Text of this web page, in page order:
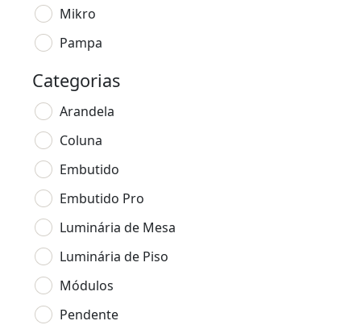
Mikro
Pampa
Categorias
Arandela
Coluna
Embutido
Embutido Pro
Luminária de Mesa
Luminária de Piso
Módulos
Pendente